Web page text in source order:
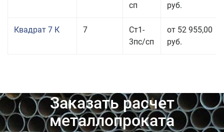
сп
руб.
Квадрат 7 К 7
Ст1-
3пс/сп
от 52 955,00
руб.
Заказать расчет
металлопроката